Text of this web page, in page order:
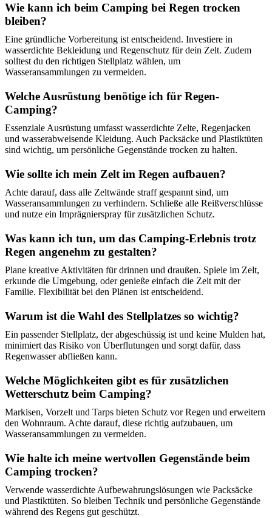
Wie kann ich beim Camping bei Regen trocken
bleiben?
Eine gründliche Vorbereitung ist entscheidend. Investiere in
wasserdichte Bekleidung und Regenschutz für dein Zelt. Zudem
solltest du den richtigen Stellplatz wählen, um
Wasseransammlungen zu vermeiden.
Welche Ausrüstung benötige ich für Regen-
Camping?
Essenziale Ausrüstung umfasst wasserdichte Zelte, Regenjacken
und wasserabweisende Kleidung. Auch Packsäcke und Plastiktüten
sind wichtig, um persönliche Gegenstände trocken zu halten.
Wie sollte ich mein Zelt im Regen aufbauen?
Achte darauf, dass alle Zeltwände straff gespannt sind, um
Wasseransammlungen zu verhindern. Schließe alle Reißverschlüsse
und nutze ein Imprägnierspray für zusätzlichen Schutz.
Was kann ich tun, um das Camping-Erlebnis trotz
Regen angenehm zu gestalten?
Plane kreative Aktivitäten für drinnen und draußen. Spiele im Zelt,
erkunde die Umgebung, oder genieße einfach die Zeit mit der
Familie. Flexibilität bei den Plänen ist entscheidend.
Warum ist die Wahl des Stellplatzes so wichtig?
Ein passender Stellplatz, der abgeschüssig ist und keine Mulden hat,
minimiert das Risiko von Überflutungen und sorgt dafür, dass
Regenwasser abfließen kann.
Welche Möglichkeiten gibt es für zusätzlichen
Wetterschutz beim Camping?
Markisen, Vorzelt und Tarps bieten Schutz vor Regen und erweitern
den Wohnraum. Achte darauf, diese richtig aufzubauen, um
Wasseransammlungen zu vermeiden.
Wie halte ich meine wertvollen Gegenstände beim
Camping trocken?
Verwende wasserdichte Aufbewahrungslösungen wie Packsäcke
und Plastiktüten. So bleiben Technik und persönliche Gegenstände
während des Regens gut geschützt.